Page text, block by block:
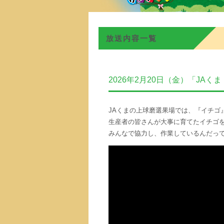
放送内容一覧
2026年2月20日（金）「JAく
JAくまの上球磨選果場では、『イチゴ
生産者の皆さんが大事に育てたイチゴ
みんなで協力し、作業しているんだっ